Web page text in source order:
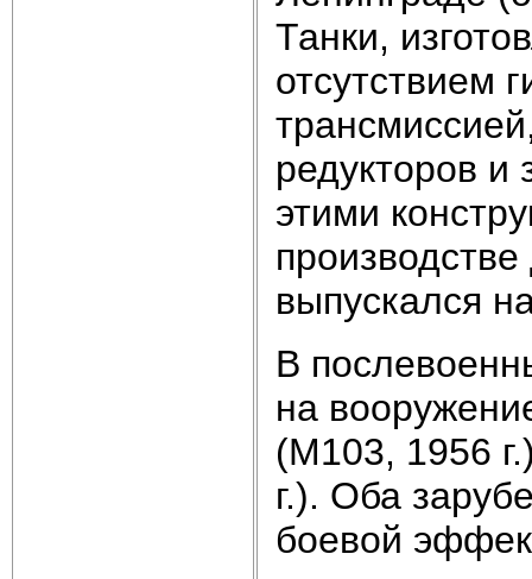
Танки,
отсутствием
редукторов и
этими
выпускался
В
на
(М103, 1956
г.). Оба
боевой